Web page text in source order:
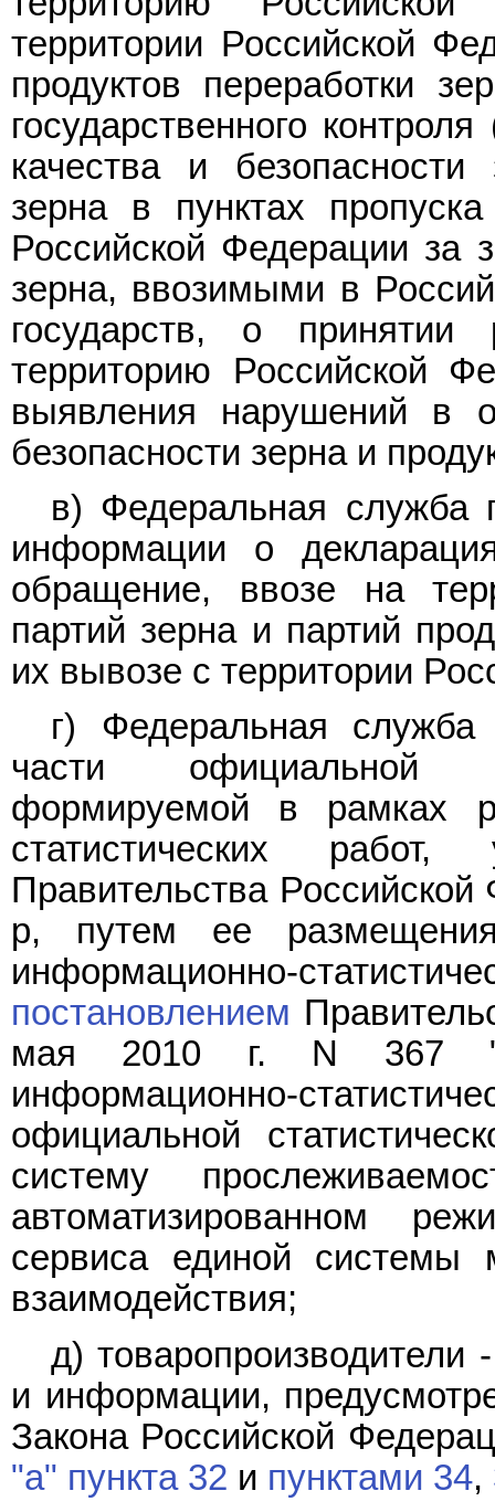
территории Российской
продуктов переработки
государственного
качества и
зерна в пунктах
Российской Федерации за
зерна, ввозимыми в
государств, о
территорию Российской
выявления нарушений в
безопасности зерна и
в) Федеральная служба
информации о
обращение, ввозе на
партий зерна и партий
их вывозе с территории
г) Федеральная служба
части официальной
формируемой в рамках
статистических работ,
Правительства
р, путем ее
информационно-
постановлением
мая 2010 г. N 367 "О
информационно-
официальной
систему
автоматизированном
сервиса единой системы
взаимодействия;
д) товаропроизводители
и информации,
Закона Российской
"а" пункта 32 и пунктами 34,